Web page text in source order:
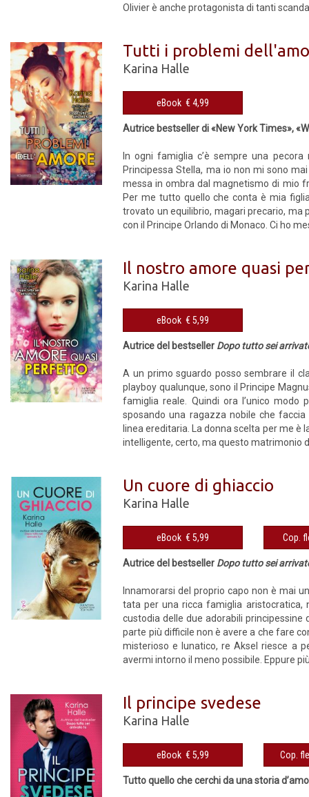
Olivier è anche protagonista di tanti
Tutti i problemi
Karina Halle
eBook € 4,99
Autrice bestseller di «New York Times»,
In ogni famiglia c’è sempre una
Principessa Stella, ma io non mi sono
messa in ombra dal magnetismo di mio
Per me tutto quello che conta è mia
trovato un equilibrio, magari precario, ma
con il Principe Orlando di Monaco. Ci ho
Il nostro amore quasi
Karina Halle
eBook € 5,99
Autrice del bestseller Dopo tutto sei
A un primo sguardo posso sembrare il
playboy qualunque, sono il Principe
famiglia reale. Quindi ora l’unico
sposando una ragazza nobile che
linea ereditaria. La donna scelta per me è
intelligente, certo, ma questo matrimonio
Un cuore di ghiaccio
Karina Halle
eBook € 5,99
Autrice del bestseller Dopo tutto sei
Innamorarsi del proprio capo non è mai
tata per una ricca famiglia aristocratica,
custodia delle due adorabili
parte più difficile non è avere a che fare
misterioso e lunatico, re Aksel riesce a
avermi intorno il meno possibile. Eppure
Il principe svedese
Karina Halle
eBook € 5,99
Tutto quello che cerchi da una storia